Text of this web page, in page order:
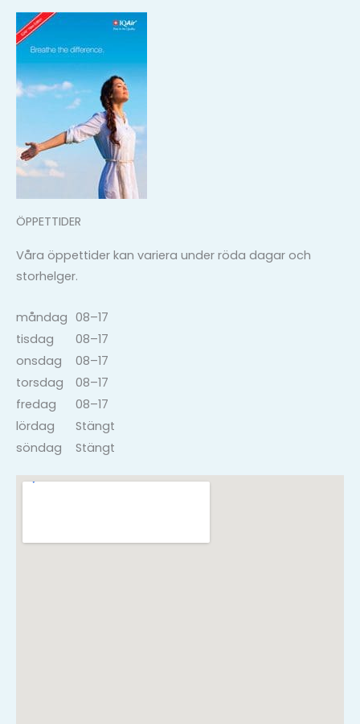
ÖPPETTIDER
Våra öppettider kan variera under röda dagar och
storhelger.
måndag
tisdag
onsdag
torsdag
fredag
lördag
söndag
08–17
08–17
08–17
08–17
08–17
Stängt
Stängt